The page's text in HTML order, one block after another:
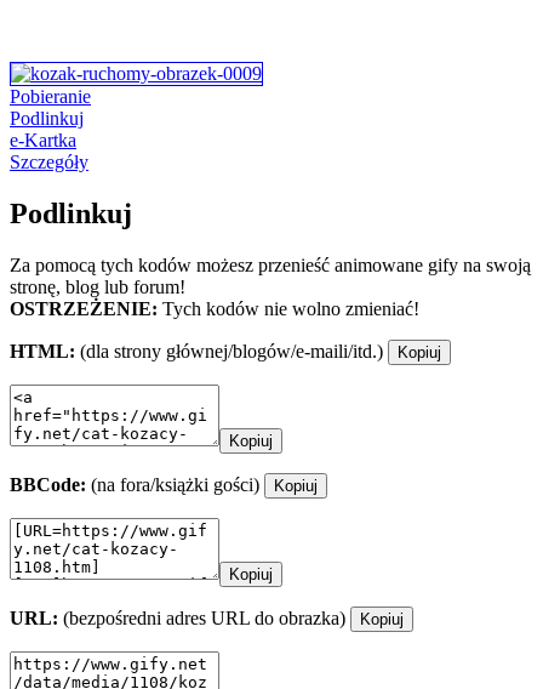
Pobieranie
Podlinkuj
e-Kartka
Szczegóły
Podlinkuj
Za pomocą tych kodów możesz przenieść animowane gify na swoją
stronę, blog lub forum!
OSTRZEŻENIE: Tych kodów nie wolno zmieniać!
HTML: (dla strony głównej/blogów/e-maili/itd.) Kopiuj
Kopiuj
BBCode: (na fora/książki gości) Kopiuj
Kopiuj
URL: (bezpośredni adres URL do obrazka) Kopiuj